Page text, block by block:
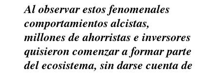
Al observar estos fenomenales
comportamientos alcistas,
millones de ahorristas e inversores
quisieron comenzar a formar parte
del ecosistema, sin darse cuenta de